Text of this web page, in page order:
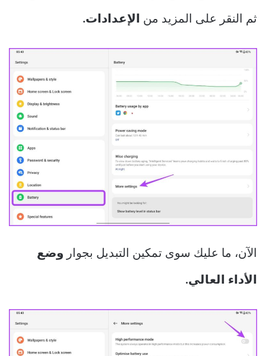
ثم النقر على المزيد من الإعدادات.
الآن، ما عليك سوى تمكين التبديل بجوار وضع
الأداء العالي.